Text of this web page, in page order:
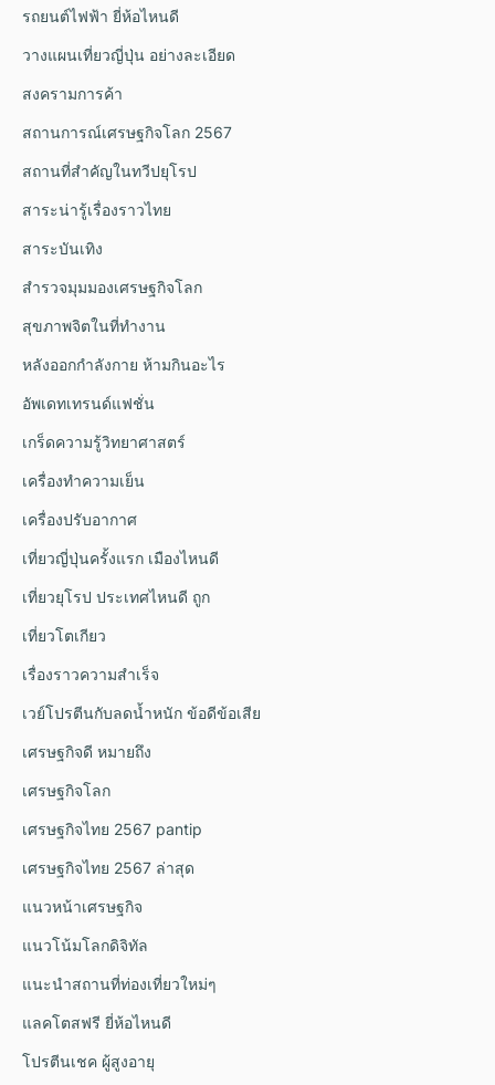
รถยนต์ไฟฟ้า ยี่ห้อไหนดี
วางแผนเที่ยวญี่ปุ่น อย่างละเอียด
สงครามการค้า
สถานการณ์เศรษฐกิจโลก 2567
สถานที่สำคัญในทวีปยุโรป
สาระน่ารู้เรื่องราวไทย
สาระบันเทิง
สำรวจมุมมองเศรษฐกิจโลก
สุขภาพจิตในที่ทำงาน
หลังออกกําลังกาย ห้ามกินอะไร
อัพเดทเทรนด์แฟชั่น
เกร็ดความรู้วิทยาศาสตร์
เครื่องทำความเย็น
เครื่องปรับอากาศ
เที่ยวญี่ปุ่นครั้งแรก เมืองไหนดี
เที่ยวยุโรป ประเทศไหนดี ถูก
เที่ยวโตเกียว
เรื่องราวความสำเร็จ
เวย์โปรตีนกับลดน้ำหนัก ข้อดีข้อเสีย
เศรษฐกิจดี หมายถึง
เศรษฐกิจโลก
เศรษฐกิจไทย 2567 pantip
เศรษฐกิจไทย 2567 ล่าสุด
แนวหน้าเศรษฐกิจ
แนวโน้มโลกดิจิทัล
แนะนำสถานที่ท่องเที่ยวใหม่ๆ
แลคโตสฟรี ยี่ห้อไหนดี
โปรตีนเชค ผู้สูงอายุ